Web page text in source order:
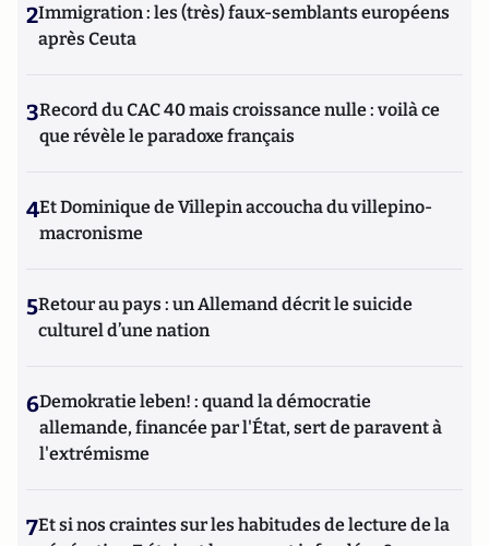
2Immigration : les (très) faux-semblants européens
après Ceuta
3Record du CAC 40 mais croissance nulle : voilà ce
que révèle le paradoxe français
4Et Dominique de Villepin accoucha du villepino-
macronisme
5Retour au pays : un Allemand décrit le suicide
culturel d’une nation
6Demokratie leben! : quand la démocratie
allemande, financée par l'État, sert de paravent à
l'extrémisme
7Et si nos craintes sur les habitudes de lecture de la